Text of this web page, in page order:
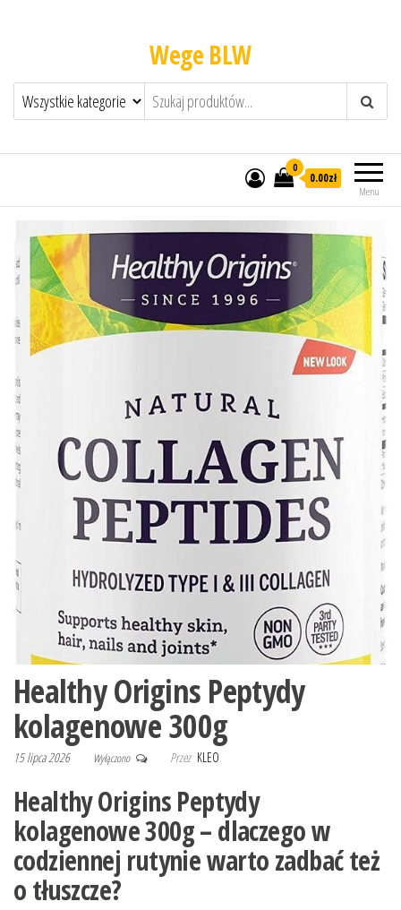
Wege BLW
Menu
0
0.00zł
Healthy Origins Peptydy
kolagenowe 300g
15 lipca 2026 Wyłączono Przez KLEO
Healthy Origins Peptydy
kolagenowe 300g – dlaczego w
codziennej rutynie warto zadbać też
o tłuszcze?